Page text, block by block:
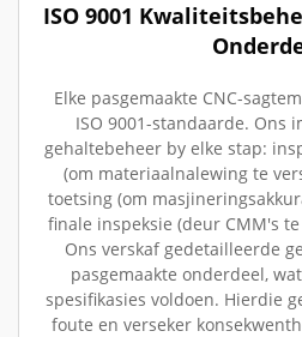
ISO 9001
Elke pasgemaakte CNC-
ISO 9001-standaarde. Ons
gehaltebeheer by elke stap:
(om materiaalnalewing te
toetsing (om
finale inspeksie (deur CMM's
Ons verskaf gedetailleerde
pasgemaakte onderdeel,
spesifikasies voldoen. Hierdie
foute en verseker